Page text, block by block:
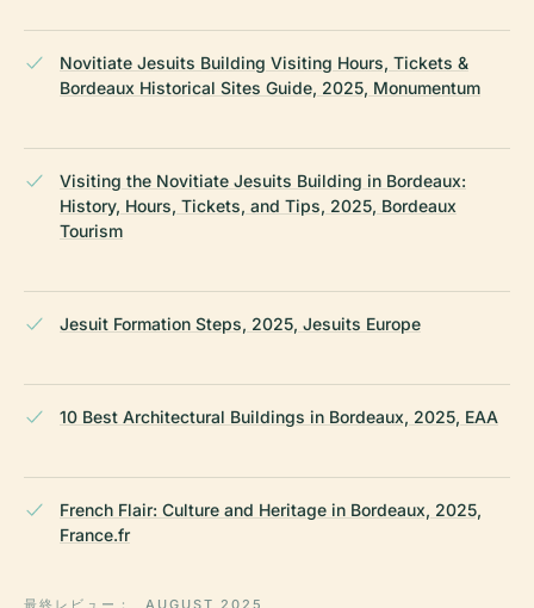
Novitiate Jesuits Building Visiting Hours, Tickets &
Bordeaux Historical Sites Guide, 2025, Monumentum
Visiting the Novitiate Jesuits Building in Bordeaux:
History, Hours, Tickets, and Tips, 2025, Bordeaux
Tourism
Jesuit Formation Steps, 2025, Jesuits Europe
10 Best Architectural Buildings in Bordeaux, 2025, EAA
French Flair: Culture and Heritage in Bordeaux, 2025,
France.fr
最終レビュー： AUGUST 2025